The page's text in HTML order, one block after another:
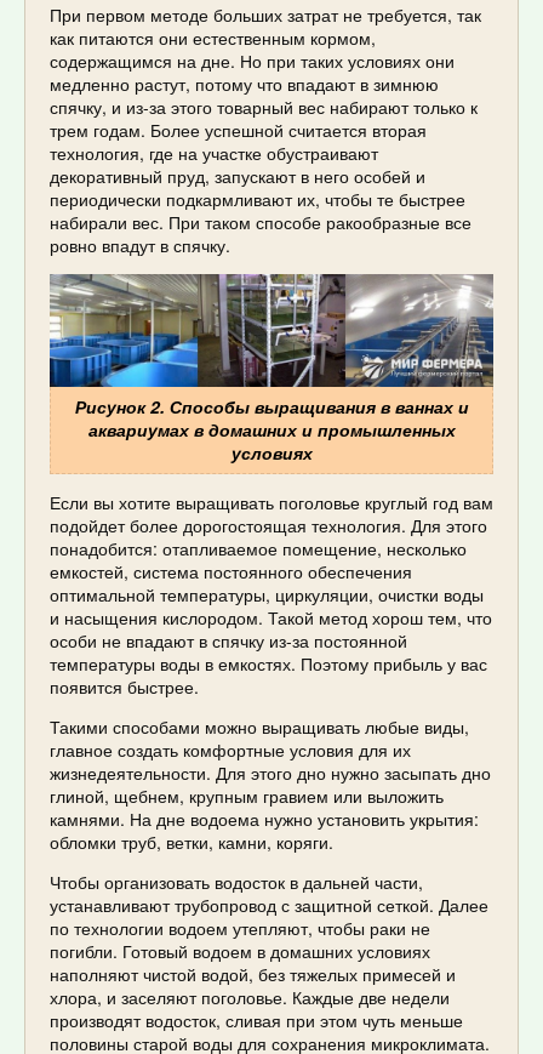
При первом методе больших затрат не требуется, так
как питаются они естественным кормом,
содержащимся на дне. Но при таких условиях они
медленно растут, потому что впадают в зимнюю
спячку, и из-за этого товарный вес набирают только к
трем годам. Более успешной считается вторая
технология, где на участке обустраивают
декоративный пруд, запускают в него особей и
периодически подкармливают их, чтобы те быстрее
набирали вес. При таком способе ракообразные все
ровно впадут в спячку.
Рисунок 2. Способы выращивания в ваннах и
аквариумах в домашних и промышленных
условиях
Если вы хотите выращивать поголовье круглый год вам
подойдет более дорогостоящая технология. Для этого
понадобится: отапливаемое помещение, несколько
емкостей, система постоянного обеспечения
оптимальной температуры, циркуляции, очистки воды
и насыщения кислородом. Такой метод хорош тем, что
особи не впадают в спячку из-за постоянной
температуры воды в емкостях. Поэтому прибыль у вас
появится быстрее.
Такими способами можно выращивать любые виды,
главное создать комфортные условия для их
жизнедеятельности. Для этого дно нужно засыпать дно
глиной, щебнем, крупным гравием или выложить
камнями. На дне водоема нужно установить укрытия:
обломки труб, ветки, камни, коряги.
Чтобы организовать водосток в дальней части,
устанавливают трубопровод с защитной сеткой. Далее
по технологии водоем утепляют, чтобы раки не
погибли. Готовый водоем в домашних условиях
наполняют чистой водой, без тяжелых примесей и
хлора, и заселяют поголовье. Каждые две недели
производят водосток, сливая при этом чуть меньше
половины старой воды для сохранения микроклимата.